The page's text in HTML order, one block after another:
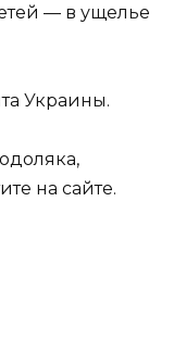
— в ущелье
Украины.
на сайте.